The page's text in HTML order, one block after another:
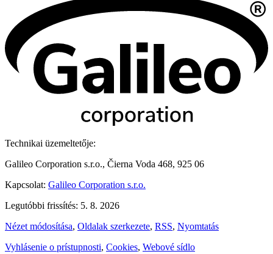
Technikai üzemeltetője:
Galileo Corporation s.r.o., Čierna Voda 468, 925 06
Kapcsolat: Galileo Corporation s.r.o.
Legutóbbi frissítés: 5. 8. 2026
Nézet módosítása, Oldalak szerkezete, RSS, Nyomtatás
Vyhlásenie o prístupnosti, Cookies, Webové sídlo